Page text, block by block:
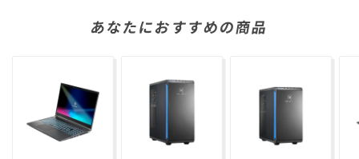
あなたにおすすめの商品